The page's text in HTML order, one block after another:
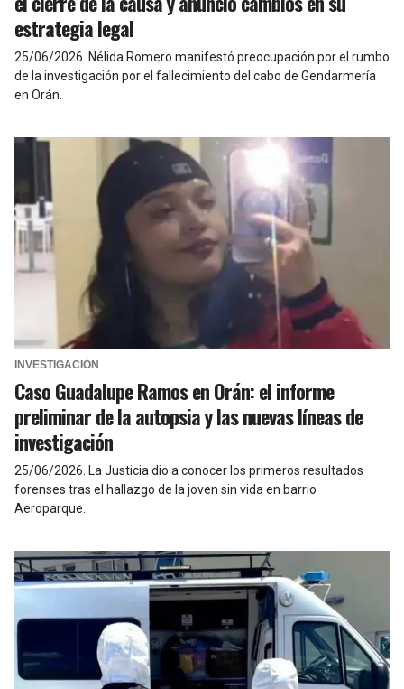
estrategia legal
25/06/2026 Nélida Romero manifestó preocupación por el rumbo
de la investigación por el fallecimiento del cabo de Gendarmería
en Orán.
INVESTIGACIÓN
Caso Guadalupe Ramos en Orán: el informe
preliminar de la autopsia y las nuevas líneas de
investigación
25/06/2026 La Justicia dio a conocer los primeros resultados
forenses tras el hallazgo de la joven sin vida en barrio
Aeroparque.